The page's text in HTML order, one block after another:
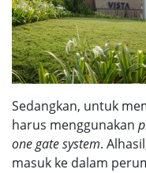
Sedangkan, untuk
harus menggunakan
one gate system.
masuk ke dalam